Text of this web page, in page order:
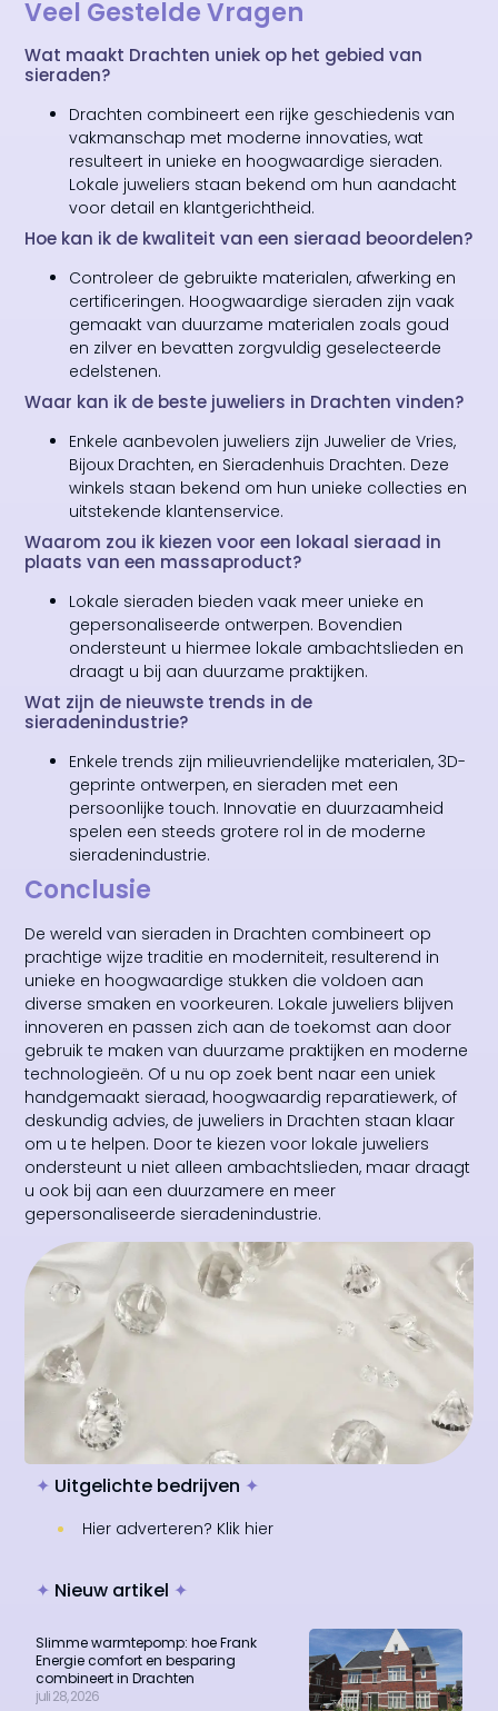
Veel Gestelde Vragen
Wat maakt Drachten uniek op het gebied van
sieraden?
Drachten combineert een rijke geschiedenis van
vakmanschap met moderne innovaties, wat
resulteert in unieke en hoogwaardige sieraden.
Lokale juweliers staan bekend om hun aandacht
voor detail en klantgerichtheid.
Hoe kan ik de kwaliteit van een sieraad beoordelen?
Controleer de gebruikte materialen, afwerking en
certificeringen. Hoogwaardige sieraden zijn vaak
gemaakt van duurzame materialen zoals goud
en zilver en bevatten zorgvuldig geselecteerde
edelstenen.
Waar kan ik de beste juweliers in Drachten vinden?
Enkele aanbevolen juweliers zijn Juwelier de Vries,
Bijoux Drachten, en Sieradenhuis Drachten. Deze
winkels staan bekend om hun unieke collecties en
uitstekende klantenservice.
Waarom zou ik kiezen voor een lokaal sieraad in
plaats van een massaproduct?
Lokale sieraden bieden vaak meer unieke en
gepersonaliseerde ontwerpen. Bovendien
ondersteunt u hiermee lokale ambachtslieden en
draagt u bij aan duurzame praktijken.
Wat zijn de nieuwste trends in de
sieradenindustrie?
Enkele trends zijn milieuvriendelijke materialen, 3D-
geprinte ontwerpen, en sieraden met een
persoonlijke touch. Innovatie en duurzaamheid
spelen een steeds grotere rol in de moderne
sieradenindustrie.
Conclusie
De wereld van sieraden in Drachten combineert op
prachtige wijze traditie en moderniteit, resulterend in
unieke en hoogwaardige stukken die voldoen aan
diverse smaken en voorkeuren. Lokale juweliers blijven
innoveren en passen zich aan de toekomst aan door
gebruik te maken van duurzame praktijken en moderne
technologieën. Of u nu op zoek bent naar een uniek
handgemaakt sieraad, hoogwaardig reparatiewerk, of
deskundig advies, de juweliers in Drachten staan klaar
om u te helpen. Door te kiezen voor lokale juweliers
ondersteunt u niet alleen ambachtslieden, maar draagt
u ook bij aan een duurzamere en meer
gepersonaliseerde sieradenindustrie.
✦ Uitgelichte bedrijven ✦
Hier adverteren? Klik hier
✦ Nieuw artikel ✦
Slimme warmtepomp: hoe Frank
Energie comfort en besparing
combineert in Drachten
juli 28, 2026